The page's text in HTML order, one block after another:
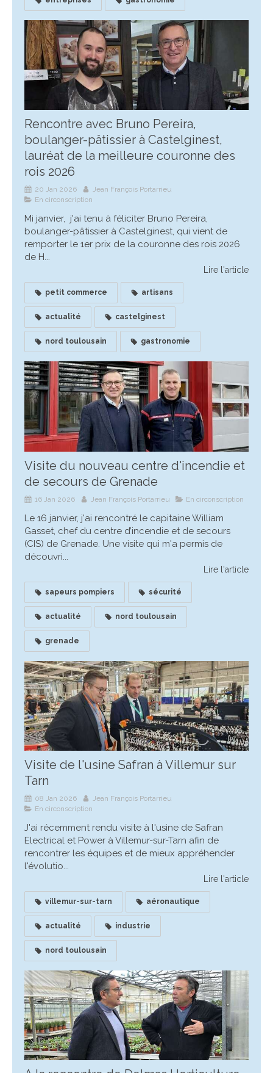
Rencontre avec Bruno Pereira,
boulanger-pâtissier à Castelginest,
lauréat de la meilleure couronne des
rois 2026
20 Jan 2026
Jean François Portarrieu
En circonscription
Mi janvier, j'ai tenu à féliciter Bruno Pereira,
boulanger-pâtissier à Castelginest, qui vient de
remporter le 1er prix de la couronne des rois 2026
de H...
Lire l'article
petit commerce artisans
actualité castelginest
nord toulousain gastronomie
Visite du nouveau centre d'incendie et
de secours de Grenade
16 Jan 2026 Jean François Portarrieu En circonscription
Le 16 janvier, j'ai rencontré le capitaine William
Gasset, chef du centre d’incendie et de secours
(CIS) de Grenade. Une visite qui m'a permis de
découvri...
Lire l'article
sapeurs pompiers sécurité
actualité nord toulousain
grenade
Visite de l'usine Safran à Villemur sur
Tarn
08 Jan 2026
Jean François Portarrieu
En circonscription
J'ai récemment rendu visite à l'usine de Safran
Electrical et Power à Villemur-sur-Tarn afin de
rencontrer les équipes et de mieux appréhender
l'évolutio...
Lire l'article
villemur-sur-tarn aéronautique
actualité industrie
nord toulousain